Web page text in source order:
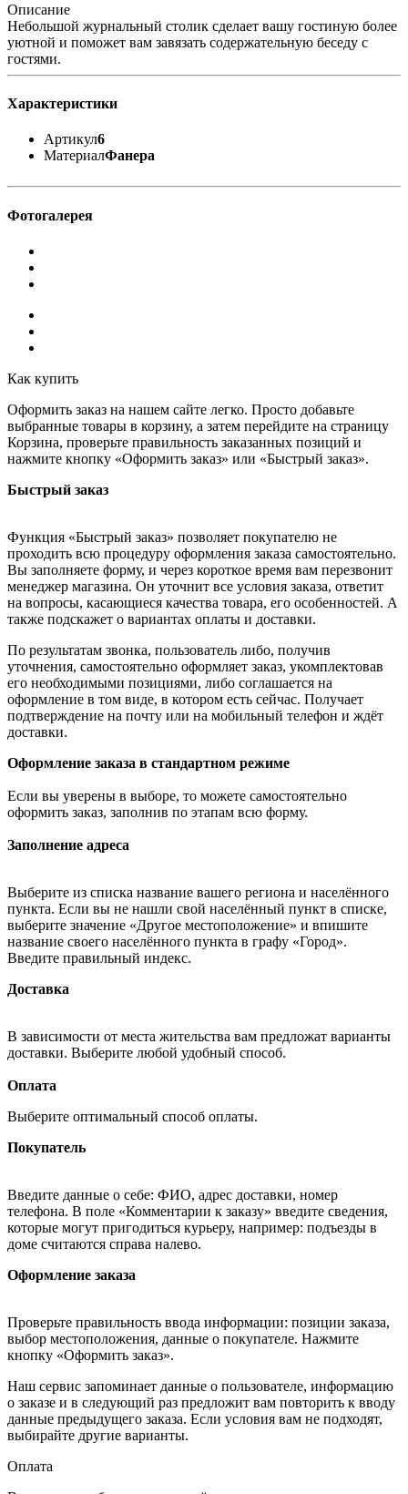
Описание
Небольшой журнальный столик сделает вашу гостиную более
уютной и поможет вам завязать содержательную беседу с
гостями.
Характеристики
Артикул6
МатериалФанера
Фотогалерея
Как купить
Оформить заказ на нашем сайте легко. Просто добавьте
выбранные товары в корзину, а затем перейдите на страницу
Корзина, проверьте правильность заказанных позиций и
нажмите кнопку «Оформить заказ» или «Быстрый заказ».
Быстрый заказ
Функция «Быстрый заказ» позволяет покупателю не
проходить всю процедуру оформления заказа самостоятельно.
Вы заполняете форму, и через короткое время вам перезвонит
менеджер магазина. Он уточнит все условия заказа, ответит
на вопросы, касающиеся качества товара, его особенностей. А
также подскажет о вариантах оплаты и доставки.
По результатам звонка, пользователь либо, получив
уточнения, самостоятельно оформляет заказ, укомплектовав
его необходимыми позициями, либо соглашается на
оформление в том виде, в котором есть сейчас. Получает
подтверждение на почту или на мобильный телефон и ждёт
доставки.
Оформление заказа в стандартном режиме
Если вы уверены в выборе, то можете самостоятельно
оформить заказ, заполнив по этапам всю форму.
Заполнение адреса
Выберите из списка название вашего региона и населённого
пункта. Если вы не нашли свой населённый пункт в списке,
выберите значение «Другое местоположение» и впишите
название своего населённого пункта в графу «Город».
Введите правильный индекс.
Доставка
В зависимости от места жительства вам предложат варианты
доставки. Выберите любой удобный способ.
Оплата
Выберите оптимальный способ оплаты.
Покупатель
Введите данные о себе: ФИО, адрес доставки, номер
телефона. В поле «Комментарии к заказу» введите сведения,
которые могут пригодиться курьеру, например: подъезды в
доме считаются справа налево.
Оформление заказа
Проверьте правильность ввода информации: позиции заказа,
выбор местоположения, данные о покупателе. Нажмите
кнопку «Оформить заказ».
Наш сервис запоминает данные о пользователе, информацию
о заказе и в следующий раз предложит вам повторить к вводу
данные предыдущего заказа. Если условия вам не подходят,
выбирайте другие варианты.
Оплата